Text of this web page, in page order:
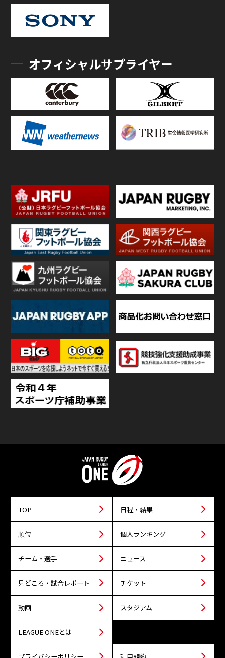
オフィシャルサプライヤー
TOP 日程・結果
順位 個人ランキング
チーム・選手 ニュース
見どころ・試合レポート チケット
動画 スタジアム
LEAGUE ONEとは